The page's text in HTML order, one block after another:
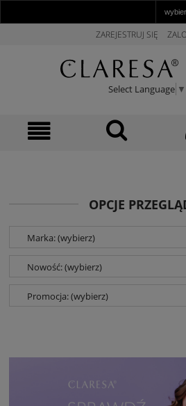
ZAREJESTRUJ SIĘ
Select Language ▼
OPCJE
Marka: (wybierz)
Nowość: (wybierz)
Promocja: (wybierz)